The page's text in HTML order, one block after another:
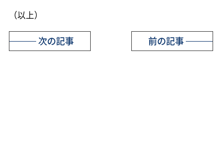
（以上）
前の記事
次の記事